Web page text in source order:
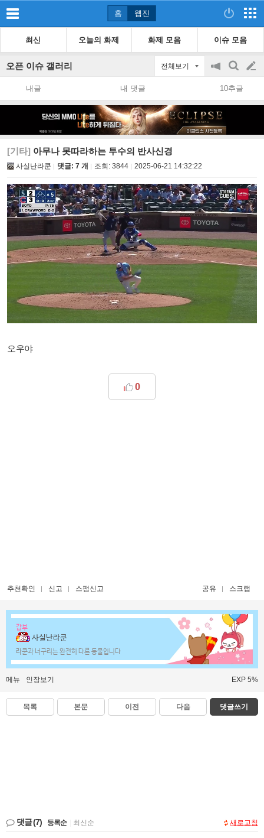
홈 웹진
최신 오늘의 화제 화제 모음 이슈 모음
오픈 이슈 갤러리 전체보기
공
지
on/off
검
색
글
쓰
내글 내 댓글 10추글
[기타] 아무나 못따라하는 투수의 반사신경
사실난라쿤 댓글: 7 개 조회: 3844 2025-06-21 14:32:22
오우야
0
추천확인 신고 스팸신고 공유 스크랩
갑부
사실난라쿤
라쿤과 너구리는 완전히 다른 동물입니다
메뉴 인장보기 EXP 5%
목록 본문 이전 다음 댓글쓰기
댓글(7) 등록순 최신순 새로고침